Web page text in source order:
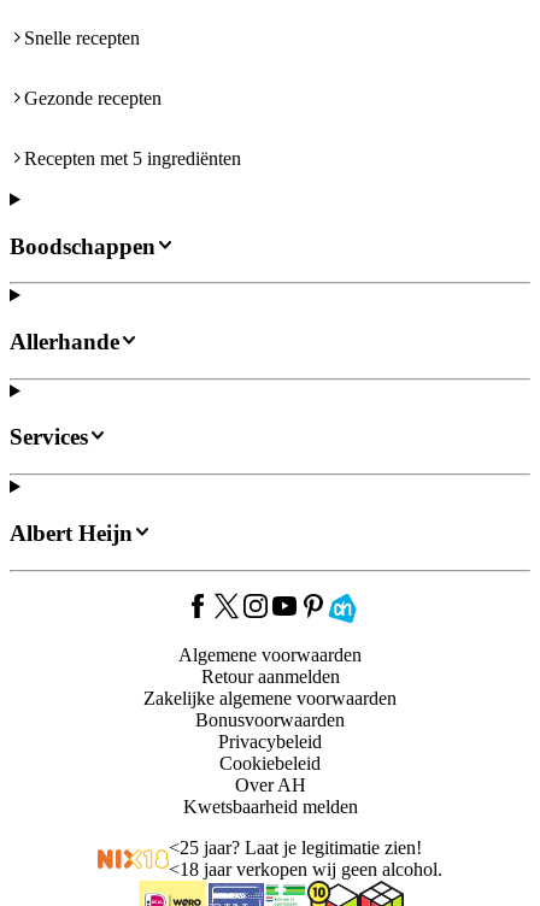
Snelle recepten
Gezonde recepten
Recepten met 5 ingrediënten
Boodschappen
Allerhande
Services
Albert Heijn
Algemene voorwaarden
Retour aanmelden
Zakelijke algemene voorwaarden
Bonusvoorwaarden
Privacybeleid
Cookiebeleid
Over AH
Kwetsbaarheid melden
<25 jaar? Laat je legitimatie zien!
<18 jaar verkopen wij geen alcohol.